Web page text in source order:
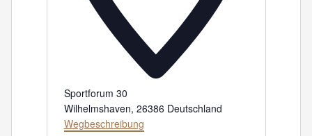
Sportforum 30
Wilhelmshaven, 26386 Deutschland
Wegbeschreibung